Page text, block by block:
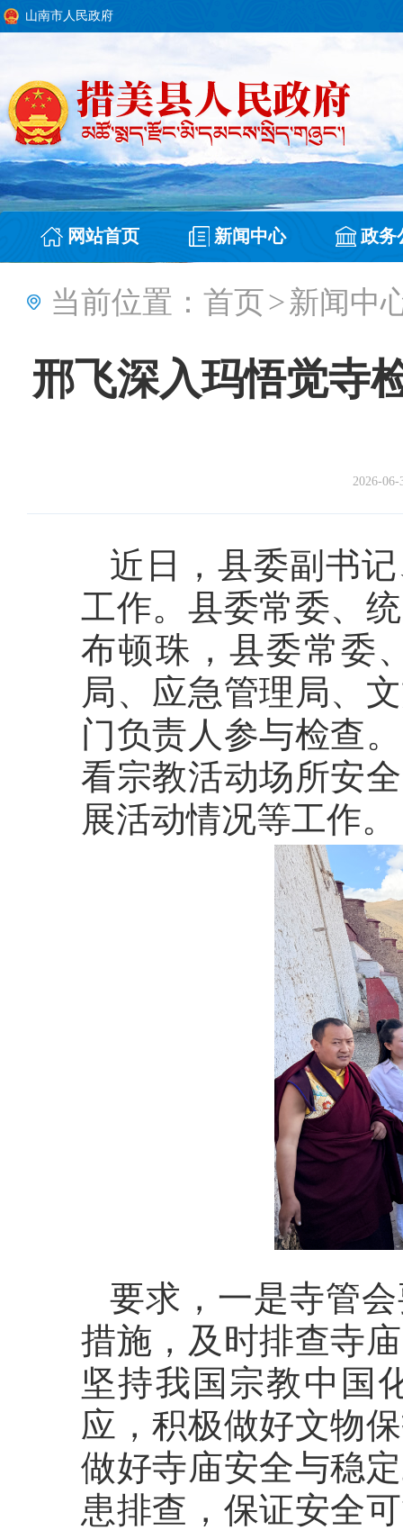
山南市人民政府
网站首页 新闻中心 政务
当前位置： 首页>新闻中
邢飞深入玛悟觉寺
2026-06-
近日，县委副书
工作。县委常委、
布顿珠，县委常委
局、应急管理局、
门负责人参与检查
看宗教活动场所安
展活动情况等工作。
要求，一是寺管
措施，及时排查寺
坚持我国宗教中国
应，积极做好文物
做好寺庙安全与稳
患排查，保证安全